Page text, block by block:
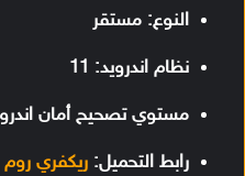
النوع: مستقر
نظام اندرويد: 11
مستوي تصحيح أمان اندرويد:
رابط التحميل: ريكفري روم